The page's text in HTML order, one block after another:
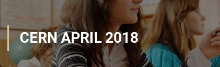
CERN APRIL 2018